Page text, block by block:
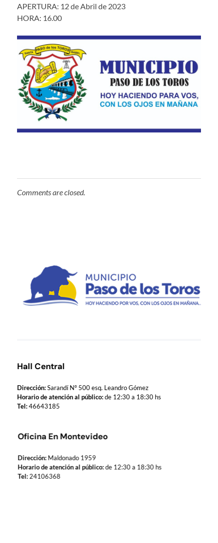
APERTURA: 12 de Abril de 2023
HORA: 16.00
Comments are closed.
Hall Central
Dirección:Sarandí Nº 500 esq. Leandro Gómez
Horario de atención al público:de 12:30 a 18:30 hs
Tel:46643185
Oficina En Montevideo
Dirección:Maldonado 1959
Horario de atención al público:de 12:30 a 18:30 hs
Tel:24106368